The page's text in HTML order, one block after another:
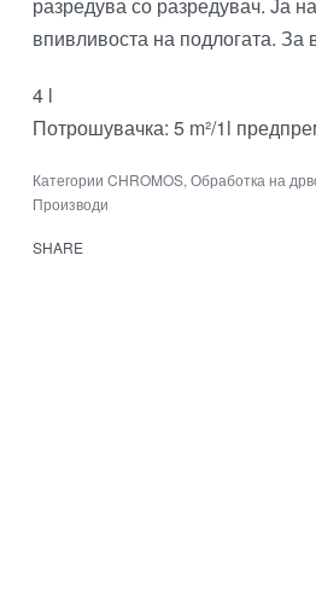
впивливоста на подлогата. За
4 l
Потрошувачка: 5 m²/1l
Категории CHROMOS, Обработка на
Производи
SHARE